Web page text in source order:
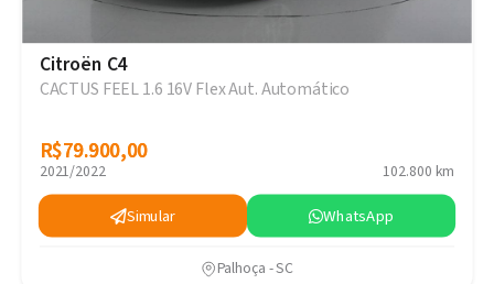
Citroën C4
CACTUS FEEL 1.6 16V Flex Aut. Automático
R$79.900,00
R$79.900,00
2021/2022 102.800 km
Simular WhatsApp
Palhoça - SC